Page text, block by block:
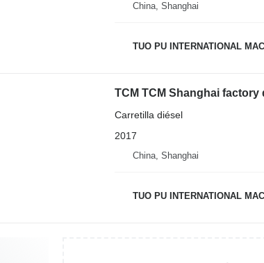
China, Shanghai
TUO PU INTERNATIONAL
TCM TCM Shanghai factory
Carretilla diésel
2017
China, Shanghai
TUO PU INTERNATIONAL